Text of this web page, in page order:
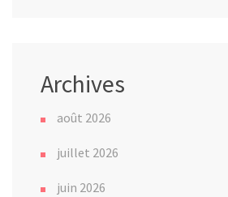
Archives
août 2026
juillet 2026
juin 2026